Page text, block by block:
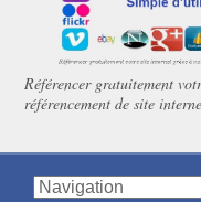
Référencer gratuitement
référencement de site